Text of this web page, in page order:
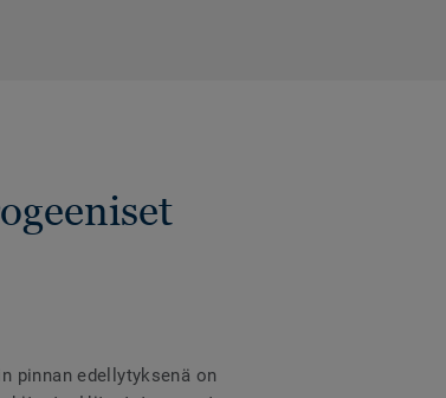
edellytyksenä on